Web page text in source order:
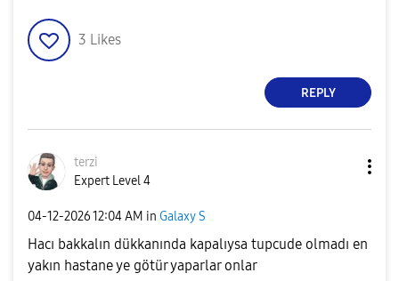
3 Likes
REPLY
terzi
Expert Level 4
‎04-12-202612:04 AM in Galaxy S
Hacı bakkalın dükkanında kapalıysa tupcude olmadı en
yakın hastane ye götür yaparlar onlar